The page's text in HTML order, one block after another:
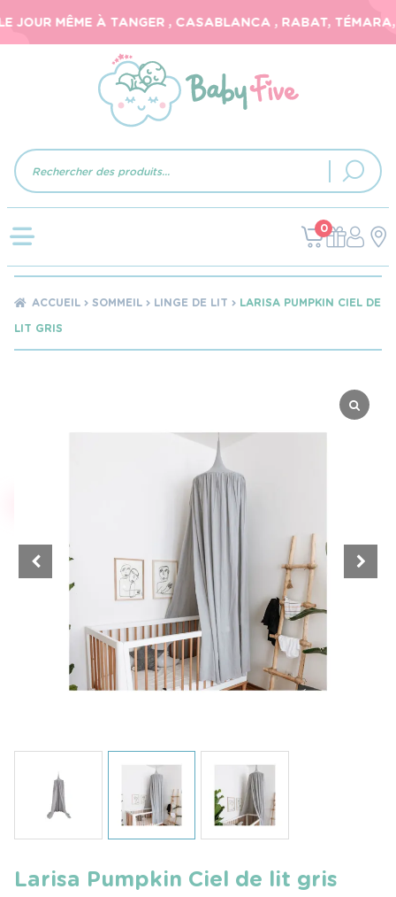
MÊME À TANGER , CASABLANCA , RABAT, TÉMARA,
Recherche
de
produits
0
ACCUEIL SOMMEIL LINGE DE LIT
LARISA PUMPKIN CIEL DE
LIT GRIS
Larisa Pumpkin Ciel de lit gris